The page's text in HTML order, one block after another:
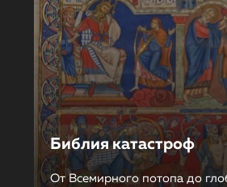
Библия катастроф
От Всемирного потопа до